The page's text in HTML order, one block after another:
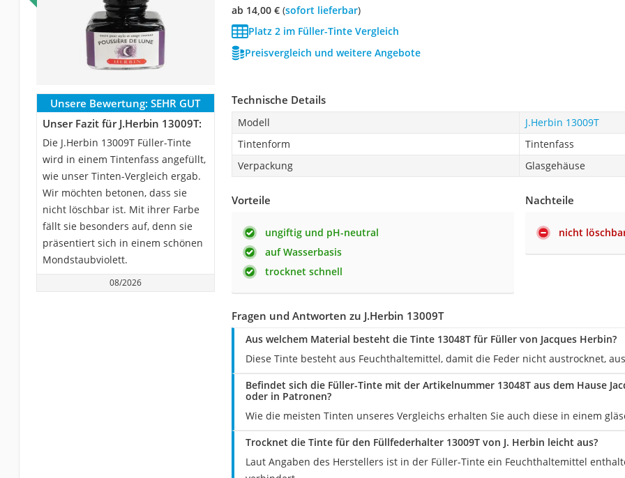
ab 14,00 €( Sofort lieferbar)
Platz 2 im Füller-Tinte Vergleich
Preisvergleich und weitere Angebote
Unsere Bewertung: SEHR GUT
Unser Fazit für J.Herbin 13009T:
Die J.Herbin 13009T Füller-Tinte
wird in einem Tintenfass angefüllt,
wie unser Tinten-Vergleich ergab.
Wir möchten betonen, dass sie
nicht löschbar ist. Mit ihrer Farbe
fällt sie besonders auf, denn sie
präsentiert sich in einem schönen
Mondstaubviolett.
08/2026
Technische Details
Modell
J.Herbin 13009T
Tintenform
Tintenfass
Verpackung
Glasgehäuse
Vorteile
ungiftig und pH-neutral
auf Wasserbasis
trocknet schnell
Nachteile
nicht
Fragen und Antworten zu J.Herbin 13009T
Aus welchem Material besteht die Tinte 13048T für Füller von Jacques Herbin?
Diese Tinte besteht aus Feuchthaltemittel, damit die Feder nicht austrocknet,
Befindet sich die Füller-Tinte mit der Artikelnummer 13048T aus dem Hause
oder in Patronen?
Wie die meisten Tinten unseres Vergleichs erhalten Sie auch diese in einem
Trocknet die Tinte für den Füllfederhalter 13009T von J. Herbin leicht aus?
Laut Angaben des Herstellers ist in der Füller-Tinte ein Feuchthaltemittel